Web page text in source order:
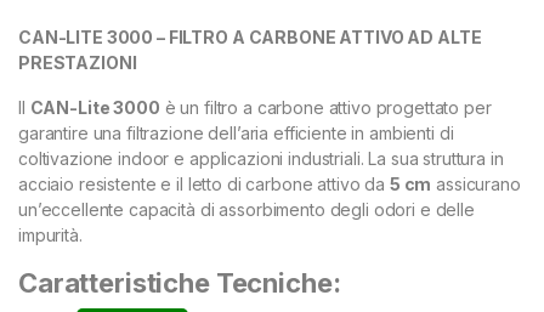
CAN-LITE 3000 – FILTRO A CARBONE ATTIVO AD ALTE
PRESTAZIONI
Il CAN-Lite 3000 è un filtro a carbone attivo progettato per
garantire una filtrazione dell’aria efficiente in ambienti di
coltivazione indoor e applicazioni industriali. La sua struttura in
acciaio resistente e il letto di carbone attivo da 5 cm assicurano
un’eccellente capacità di assorbimento degli odori e delle
impurità.
Caratteristiche Tecniche: